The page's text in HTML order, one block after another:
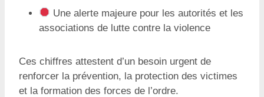
Une alerte majeure pour les autorités et les
associations de lutte contre la violence
Ces chiffres attestent d’un besoin urgent de
renforcer la prévention, la protection des victimes
et la formation des forces de l’ordre.